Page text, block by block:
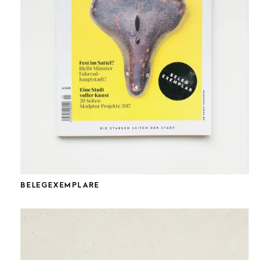
BELEGEXEMPLARE